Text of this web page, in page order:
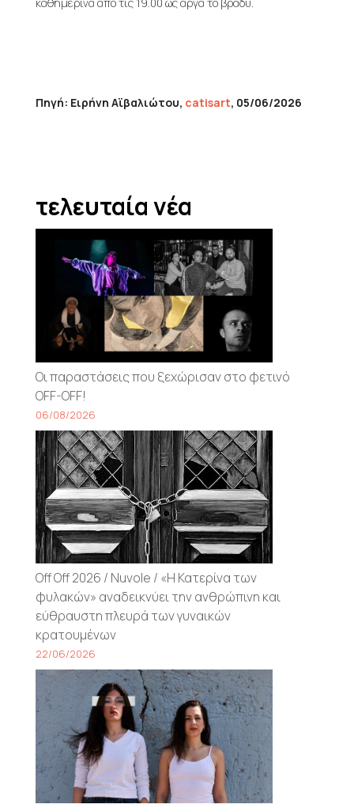
Πηγή: Ειρήνη Αϊβαλιώτου, catisart, 05/06/2026
τελευταία νέα
Οι παραστάσεις που ξεχώρισαν στο φετινό
OFF-OFF!
06/08/2026
Off Off 2026 / Nuvole / «Η Κατερίνα των
φυλακών» αναδεικνύει την ανθρώπινη και
εύθραυστη πλευρά των γυναικών
κρατουμένων
22/06/2026